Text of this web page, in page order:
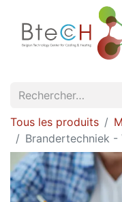
Tous les produits
Brandertechniek